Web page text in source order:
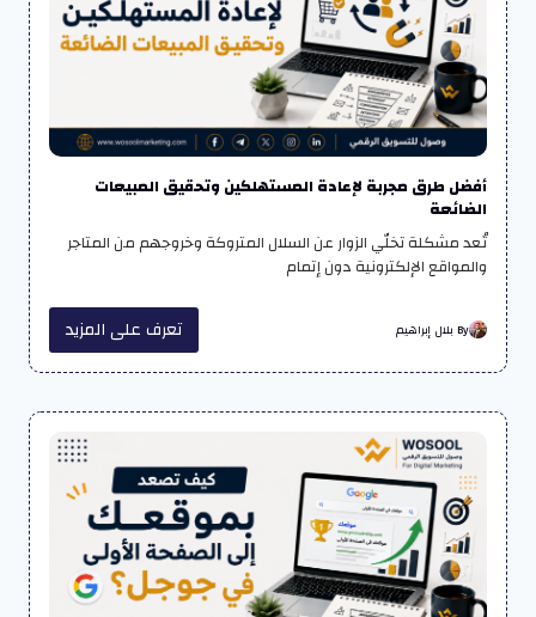
أفضل طرق مجربة لإعادة المستهلكين وتحقيق المبيعات
الضائعة
تُعد مشكلة تخلّي الزوار عن السلال المتروكة وخروجهم من المتاجر
والمواقع الإلكترونية دون إتمام
By بلال إبراهيم تعرف على المزيد